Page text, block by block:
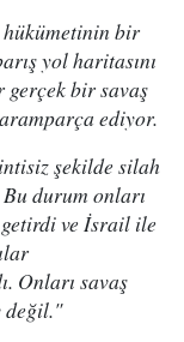
hükümetinin bir
yol haritasını
gerçek bir savaş
ediyor.
şekilde silah
durum onları
ve İsrail ile
Onları savaş
değil."